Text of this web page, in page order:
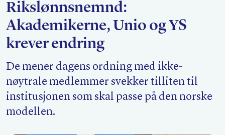
Medlemsforeninger
Kurs og konferanser
For media
Akademikerne Pluss
Nyheter
Rikslønnsnemnd:
Akademikerne, Unio og YS
krever endring
De mener dagens ordning med ikke-
nøytrale medlemmer svekker tilliten til
institusjonen som skal passe på den norske
modellen.